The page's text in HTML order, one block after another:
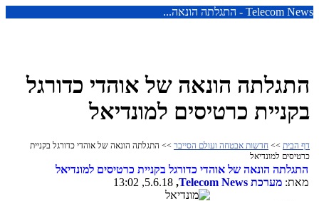
Telecom News - התגלתה הונאה...
התגלתה הונאה של אוהדי כדורגל
בקניית כרטיסים למונדיאל
דף הבית >> חדשות אבטחה ועולם הסייבר >> התגלתה הונאה של אוהדי כדורגל בקניית
כרטיסים למונדיאל
התגלתה הונאה של אוהדי כדורגל בקניית כרטיסים למונדיאל
מאת: מערכת Telecom News
,